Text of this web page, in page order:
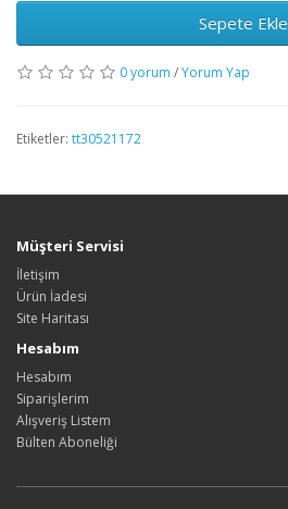
Sepete Ekle
0 yorum /Yorum Yap
Etiketler: tt30521172
Müşteri Servisi
İletişim
Ürün İadesi
Site Haritası
Hesabım
Hesabım
Siparişlerim
Alışveriş Listem
Bülten Aboneliği